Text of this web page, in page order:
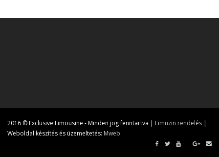
2016 © Exclusive Limousine - Minden jog fenntartva | Limuzin rendelés |
Weboldal készítés és üzemeltetés: Mweb